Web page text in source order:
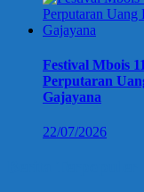
Festival Mbois
Perputaran
Gajayana
22/07/2026